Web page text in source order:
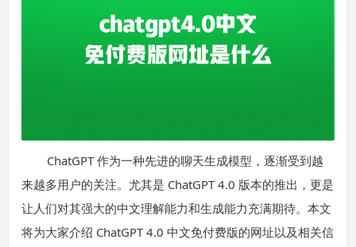
ChatGPT 作为一种先进的聊天生成模型，逐渐受到越
来越多用户的关注。尤其是 ChatGPT 4.0 版本的推出，更是
让人们对其强大的中文理解能力和生成能力充满期待。本文
将为大家介绍 ChatGPT 4.0 中文免付费版的网址以及相关信